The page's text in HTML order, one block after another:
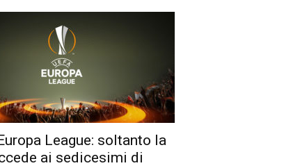
League: soltanto la
ai sedicesimi di